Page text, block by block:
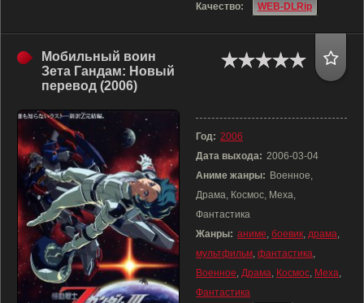
Качество:
WEB-DLRip
Мобильный воин
Зета Гандам: Новый
перевод (2006)
Год: 2006
Дата выхода: 2006-03-04
Аниме жанры: Военное,
Драма, Космос, Меха,
Фантастика
Жанры: аниме, боевик, драма,
мультфильм, фантастика,
Военное, Драма, Космос, Меха,
Фантастика